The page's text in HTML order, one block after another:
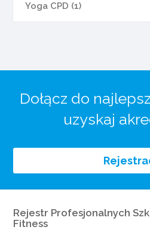
Yoga CPD (1)
Dołącz do
uzyskaj
Rejestr Profesjonalnych
Fitness